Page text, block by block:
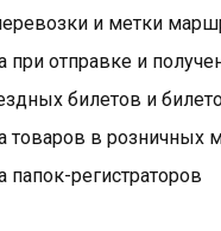
и метки
при отправке и
билетов и
товаров в розничных
папок-регистраторов